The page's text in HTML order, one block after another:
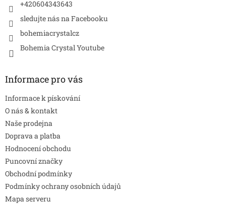
+420604343643
sledujte nás na Facebooku
bohemiacrystalcz
Bohemia Crystal Youtube
Informace pro vás
Informace k pískování
O nás & kontakt
Naše prodejna
Doprava a platba
Hodnocení obchodu
Puncovní značky
Obchodní podmínky
Podmínky ochrany osobních údajů
Mapa serveru